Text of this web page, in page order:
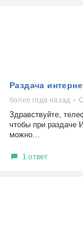
Раздача
более года назад
Здравствуйте,
чтобы при раздаче
можно...
1 ответ